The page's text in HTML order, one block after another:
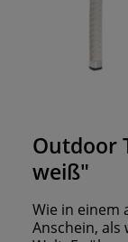
Outdoor
weiß"
Wie in einem
Anschein, als